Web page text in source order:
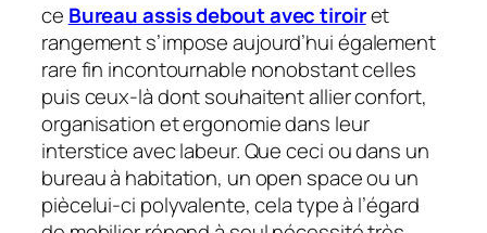
ce Bureau assis debout avec tiroiret
rangement s’impose aujourd’hui également
rare fin incontournable nonobstant celles
puis ceux-là dont souhaitent allier confort,
organisation et ergonomie dans leur
interstice avec labeur. Que ceci ou dans un
bureau à habitation, un open space ou un
piècelui-ci polyvalente, cela type à l’égard